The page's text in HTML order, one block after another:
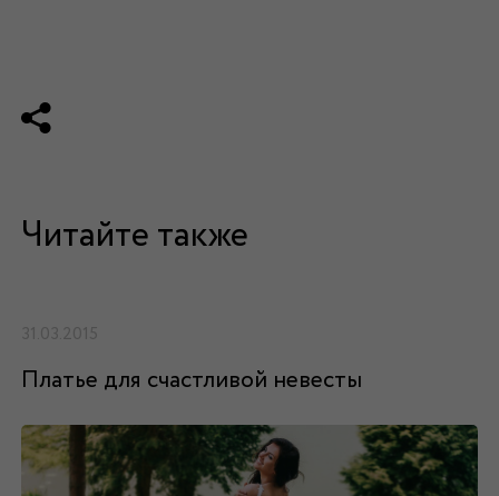
Читайте также
31.03.2015
Платье для счастливой невесты